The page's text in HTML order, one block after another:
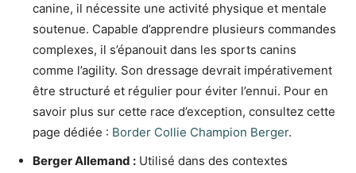
canine, il nécessite une activité physique et mentale
soutenue. Capable d’apprendre plusieurs commandes
complexes, il s’épanouit dans les sports canins
comme l’agility. Son dressage devrait impérativement
être structuré et régulier pour éviter l’ennui. Pour en
savoir plus sur cette race d’exception, consultez cette
page dédiée : Border Collie Champion Berger.
Berger Allemand : Utilisé dans des contextes